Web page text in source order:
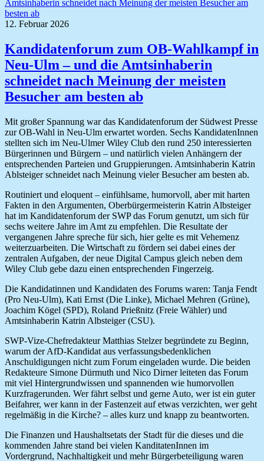
12. Februar 2026
Kandidatenforum zum OB-Wahlkampf in
Neu-Ulm – und die Amtsinhaberin
schneidet nach Meinung der meisten
Besucher am besten ab
Mit großer Spannung war das Kandidatenforum der Südwest Presse
zur OB-Wahl in Neu-Ulm erwartet worden. Sechs KandidatenInnen
stellten sich im Neu-Ulmer Wiley Club den rund 250 interessierten
Bürgerinnen und Bürgern – und natürlich vielen Anhängern der
entsprechenden Parteien und Gruppierungen. Amtsinhaberin Katrin
Ablsteiger schneidet nach Meinung vieler Besucher am besten ab.
Routiniert und eloquent – einfühlsame, humorvoll, aber mit harten
Fakten in den Argumenten, Oberbürgermeisterin Katrin Albsteiger
hat im Kandidatenforum der SWP das Forum genutzt, um sich für
sechs weitere Jahre im Amt zu empfehlen. Die Resultate der
vergangenen Jahre spreche für sich, hier gelte es mit Vehemenz
weiterzuarbeiten. Die Wirtschaft zu fördern sei dabei eines der
zentralen Aufgaben, der neue Digital Campus gleich neben dem
Wiley Club gebe dazu einen entsprechenden Fingerzeig.
Die Kandidatinnen und Kandidaten des Forums waren: Tanja Fendt
(Pro Neu-Ulm), Kati Ernst (Die Linke), Michael Mehren (Grüne),
Joachim Kögel (SPD), Roland Prießnitz (Freie Wähler) und
Amtsinhaberin Katrin Albsteiger (CSU).
SWP-Vize-Chefredakteur Matthias Stelzer begründete zu Beginn,
warum der AfD-Kandidat aus verfassungsbedenklichen
Anschuldigungen nicht zum Forum eingeladen wurde. Die beiden
Redakteure Simone Dürmuth und Nico Dirner leiteten das Forum
mit viel Hintergrundwissen und spannenden wie humorvollen
Kurzfragerunden. Wer fährt selbst und gerne Auto, wer ist ein guter
Beifahrer, wer kann in der Fastenzeit auf etwas verzichten, wer geht
regelmäßig in die Kirche? – alles kurz und knapp zu beantworten.
Die Finanzen und Haushaltsetats der Stadt für die dieses und die
kommenden Jahre stand bei vielen KanditatenInnen im
Vordergrund, Nachhaltigkeit und mehr Bürgerbeteiligung waren